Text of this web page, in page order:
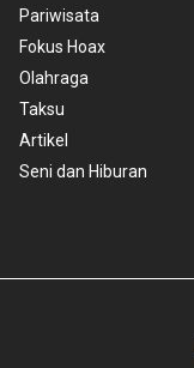
Pariwisata
Fokus Hoax
Olahraga
Taksu
Artikel
Seni dan Hiburan